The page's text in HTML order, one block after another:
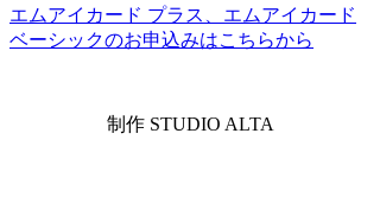
エムアイカード プラス、エムアイカード
ベーシックのお申込みはこちらから
制作 STUDIO ALTA